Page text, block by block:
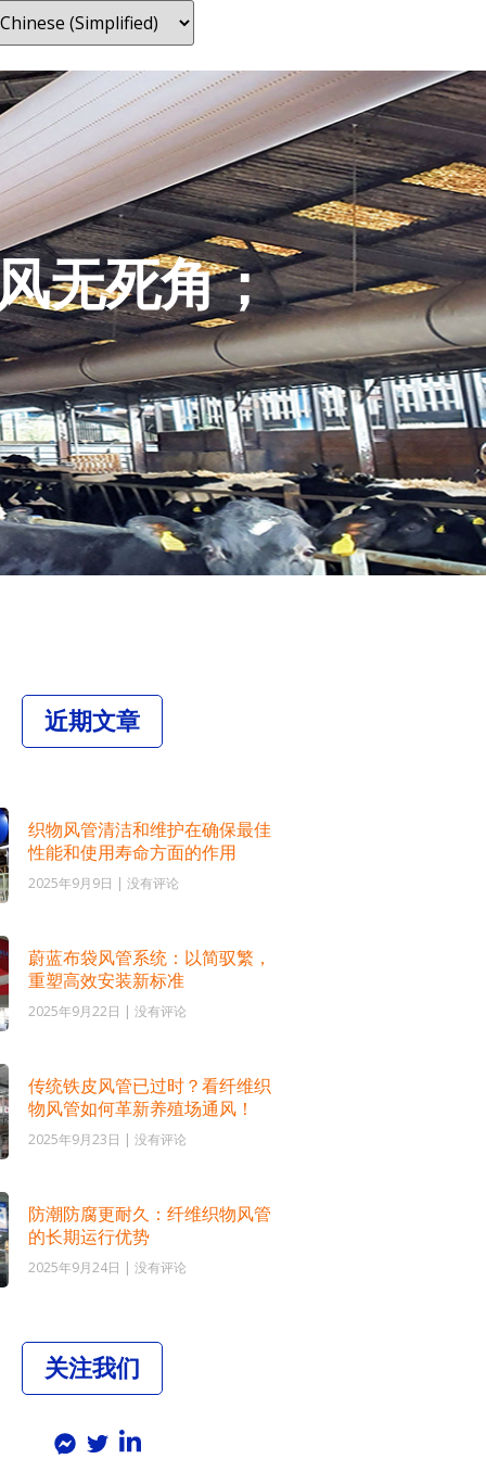
无死角；
近期文章
织物风管清洁和维护在确保最佳
性能和使用寿命方面的作用
2025年9月9日
没有评论
蔚蓝布袋风管系统：以简驭繁，
重塑高效安装新标准
2025年9月22日
没有评论
传统铁皮风管已过时？看纤维织
物风管如何革新养殖场通风！
2025年9月23日
没有评论
防潮防腐更耐久：纤维织物风管
的长期运行优势
2025年9月24日
没有评论
关注我们